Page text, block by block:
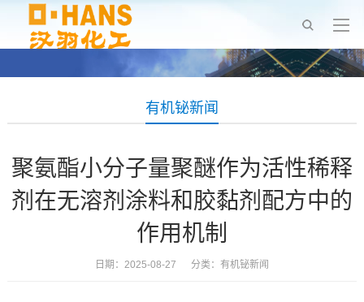
有机铋新闻
聚氨酯小分子量聚醚作为活性稀释
剂在无溶剂涂料和胶黏剂配方中的
作用机制
日期：2025-08-27 分类： 有机铋新闻